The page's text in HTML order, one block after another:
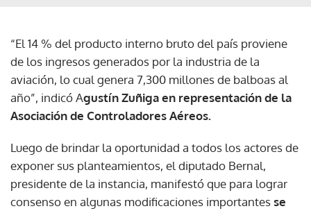
“El 14 % del producto interno bruto del país proviene
de los ingresos generados por la industria de la
aviación, lo cual genera 7,300 millones de balboas al
año”, indicó Agustín Zuñiga en representación de la
Asociación de Controladores Aéreos.
Luego de brindar la oportunidad a todos los actores de
exponer sus planteamientos, el diputado Bernal,
presidente de la instancia, manifestó que para lograr
consenso en algunas modificaciones importantesse